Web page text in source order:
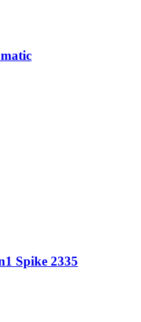
Spike 2335